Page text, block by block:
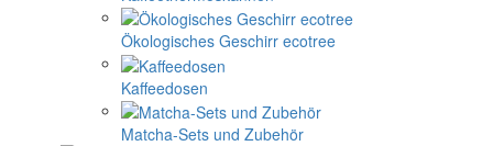
Ökologisches Geschirr ecotree
Kaffeedosen
Matcha-Sets und Zubehör